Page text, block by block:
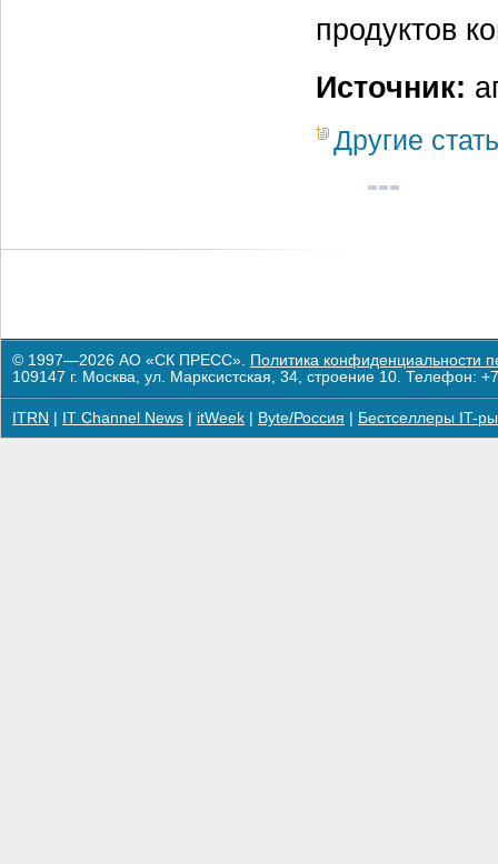
продуктов
Источник:
Другие
© 1997—2026 АО «СК ПРЕСС». Политика конфиденциальности
109147 г. Москва, ул. Марксистская, 34, строение 10. Телефон:
ITRN IT Channel News itWeek Byte/Россия Бестселлеры IT-